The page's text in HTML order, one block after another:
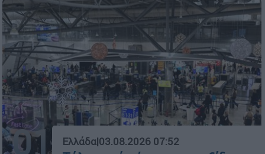
01 Ελλάδα|03.08.2026 07:52